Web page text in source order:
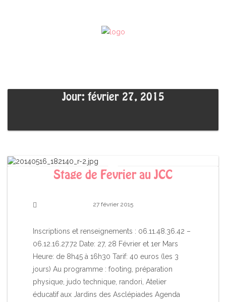
Jour: février 27, 2015
Stage de Fevrier au JCC
27 février 2015
Inscriptions et renseignements : 06.11.48.36.42 –
06.12.16.27.72 Date: 27, 28 Février et 1er Mars
Heure: de 8h45 à 16h30 Tarif: 40 euros (les 3
jours) Au programme : footing, préparation
physique, judo technique, randori, Atelier
éducatif aux Jardins des Asclépiades Agenda